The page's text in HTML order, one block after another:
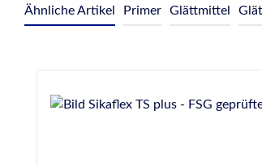
Ähnliche Artikel Primer Glättmittel